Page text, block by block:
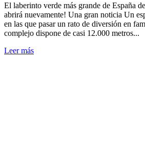
El laberinto verde más grande de España
abrirá nuevamente! Una gran noticia Un
en las que pasar un rato de diversión en
complejo dispone de casi 12.000 metros...
Leer más